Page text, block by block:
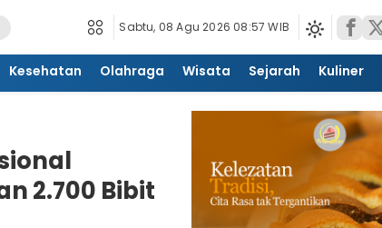
Sabtu, 08 Agu 2026 08:57 WIB
Kesehatan Olahraga Wisata Sejarah Kuliner
2.700 Bibit